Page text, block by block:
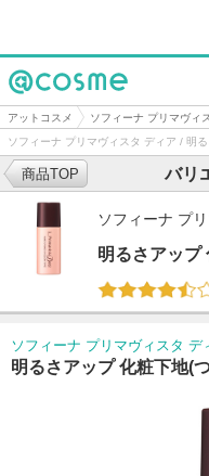
@cosme
アットコスメ ソフィーナ プリマヴィ
ソフィーナ プリマヴィスタ ディア / 明
バリ
商品TOP
ソフィーナ プ
明るさアップ
ソフィーナ プリマヴィスタ デ
明るさアップ 化粧下地(